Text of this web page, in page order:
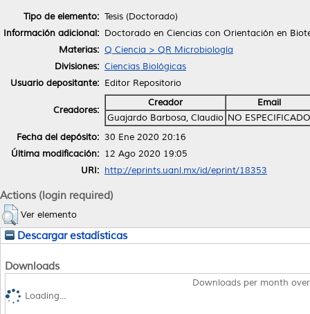
Tipo de elemento: Tesis (Doctorado)
Información adicional: Doctorado en Ciencias con Orientación en
Materias: Q Ciencia > QR Microbiología
Divisiones: Ciencias Biológicas
Usuario depositante: Editor Repositorio
Creadores:
Creador
Email
Guajardo Barbosa, Claudio NO ESPECIFICADO
Fecha del depósito: 30 Ene 2020 20:16
Última modificación: 12 Ago 2020 19:05
URI: http://eprints.uanl.mx/id/eprint/18353
Actions (login required)
Ver elemento
Descargar estadísticas
Downloads
Downloads per month
Loading...